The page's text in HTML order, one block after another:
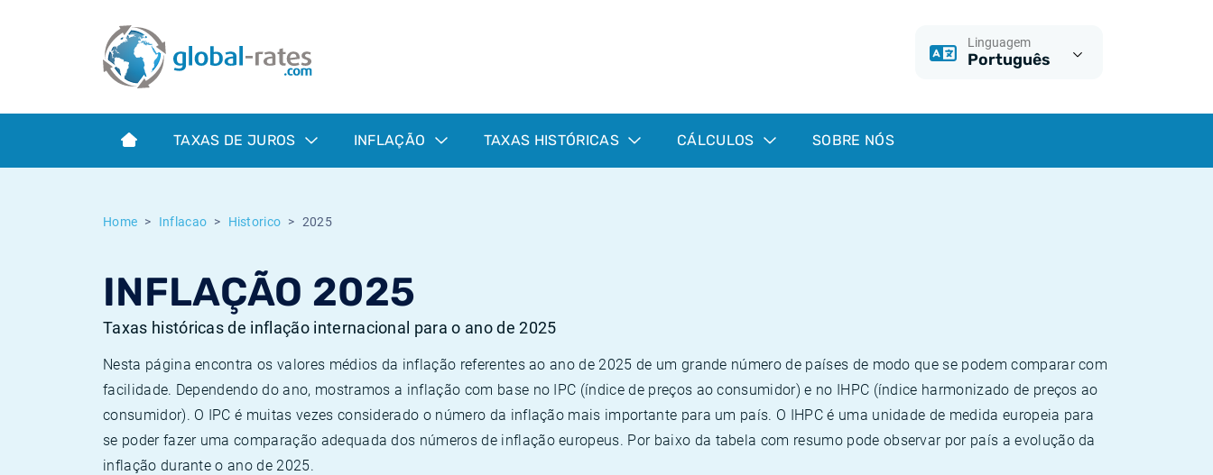
Linguagem
Português
TAXAS DE JUROS INFLAÇÃO TAXAS HISTÓRICAS CÁLCULOS SOBRE NÓS
Home Inflacao Historico 2025
INFLAÇÃO 2025
Taxas históricas de inflação internacional para o ano de 2025
Nesta página encontra os valores médios da inflação referentes ao ano de 2025 de um grande número de países de modo que se podem comparar com
facilidade. Dependendo do ano, mostramos a inflação com base no IPC (índice de preços ao consumidor) e no IHPC (índice harmonizado de preços ao
consumidor). O IPC é muitas vezes considerado o número da inflação mais importante para um país. O IHPC é uma unidade de medida europeia para
se poder fazer uma comparação adequada dos números de inflação europeus. Por baixo da tabela com resumo pode observar por país a evolução da
inflação durante o ano de 2025.
Term SOFR
O que é a inflação do IPC?
O que é a inflação do IHPC?
Taxas Euribor históricas
Taxas ESTER históricas
Taxas de inflação históricas
Calculadora de inflação